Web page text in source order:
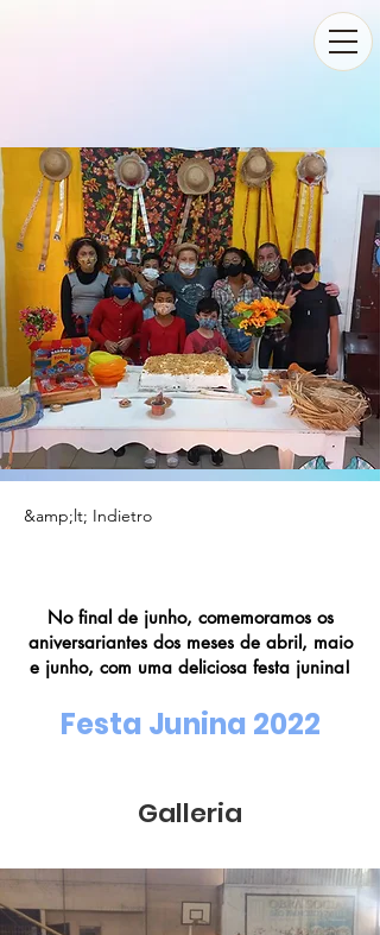
&amp;lt; Indietro
No final de junho, comemoramos os
aniversariantes dos meses de abril, maio
e junho, com uma deliciosa festa junina!
Festa Junina 2022
Galleria